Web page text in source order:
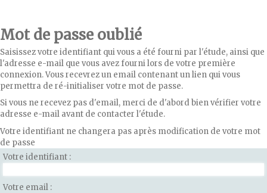
Mot de passe oublié
Saisissez votre identifiant qui vous a été fourni par l'étude, ainsi que
l'adresse e-mail que vous avez fourni lors de votre première
connexion. Vous recevrez un email contenant un lien qui vous
permettra de ré-initialiser votre mot de passe.
Si vous ne recevez pas d'email, merci de d'abord bien vérifier votre
adresse e-mail avant de contacter l'étude.
Votre identifiant ne changera pas après modification de votre mot
de passe
Votre identifiant
Votre email